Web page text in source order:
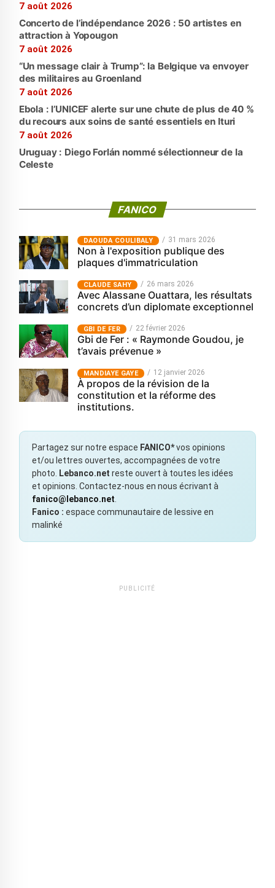
7 août 2026
Concerto de l’indépendance 2026 : 50 artistes en
attraction à Yopougon
7 août 2026
“Un message clair à Trump”: la Belgique va envoyer
des militaires au Groenland
7 août 2026
Ebola : l’UNICEF alerte sur une chute de plus de 40 %
du recours aux soins de santé essentiels en Ituri
7 août 2026
Uruguay : Diego Forlán nommé sélectionneur de la
Celeste
FANICO
‎DAOUDA COULIBALY 31 mars 2026
Non à l'exposition publique des
plaques d'immatriculation
CLAUDE SAHY 26 mars 2026
Avec Alassane Ouattara, les résultats
concrets d’un diplomate exceptionnel
GBI DE FER 22 février 2026
Gbi de Fer : « Raymonde Goudou, je
t’avais prévenue »
MANDIAYE GAYE 12 janvier 2026
À propos de la révision de la
constitution et la réforme des
institutions.
Partagez sur notre espace FANICO*vos opinions
et/ou lettres ouvertes, accompagnées de votre
photo. Lebanco.net reste ouvert à toutes les idées
et opinions. Contactez-nous en nous écrivant à
fanico@lebanco.net.
Fanico : espace communautaire de lessive en
malinké
PUBLICITÉ